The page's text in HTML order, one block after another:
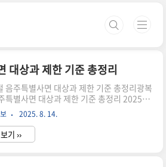
대상과 제한 기준 총정리
음주특별사면 대상과 제한 기준 총정리광복
특별사면 대상과 제한 기준 총정리 2025년
인 8월 15일, 운전면허 관련 행정처분에 대
감면이 시행됩니다. 이번 특별사면은 약 82
운전자가 혜택을 받을 수 있지만, 음주운전
중대한 위반자는 제외됩니다. 이 글에서는
2025. 8. 14.
기 ››